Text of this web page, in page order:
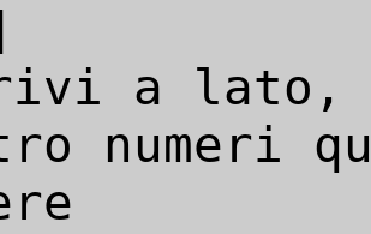
a
numeri